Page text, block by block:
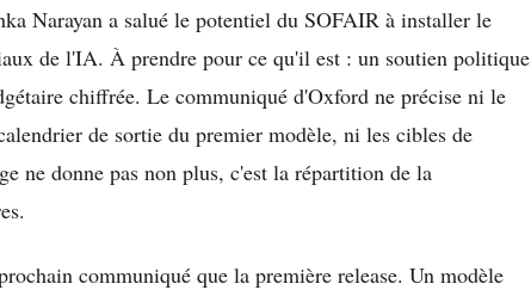
Narayan a salué le potentiel du SOFAIR à installer le
de l'IA. À prendre pour ce qu'il est : un soutien politique
chiffrée. Le communiqué d'Oxford ne précise ni le
de sortie du premier modèle, ni les cibles de
ne donne pas non plus, c'est la répartition de la
communiqué que la première release. Un modèle